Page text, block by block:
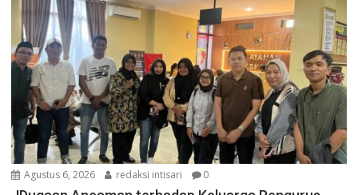
Agustus 6, 2026 redaksi intisari 0